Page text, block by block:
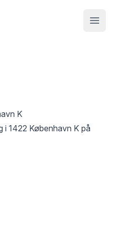
K
i 1422 København K på